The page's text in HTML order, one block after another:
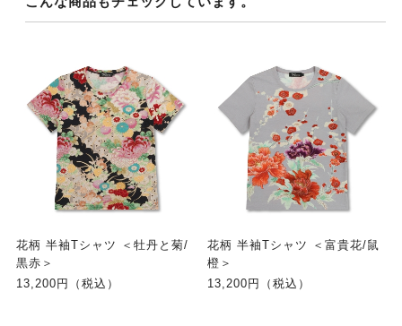
花柄 半袖Tシャツ ＜牡丹と菊/
黒赤＞
13,200円（税込）
花柄 半袖Tシャツ ＜富貴花/鼠
橙＞
13,200円（税込）